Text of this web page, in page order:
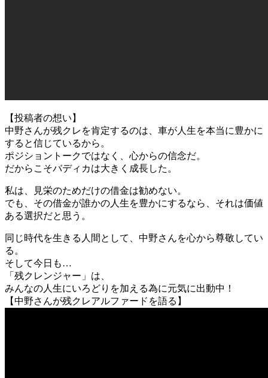
【投稿者の想い】
中野さんが残クレを肯定するのは、車が人生を本当に豊かに
すると信じているから。
ポジショントークではなく、心からの信念だ。
だからこそバディカは大きく成長した。
私は、見栄のためだけの借金は勧めない。
でも、その借金が誰かの人生を豊かにするなら、それは価値
ある選択だと思う。
同じ時代を生きる人間として、中野さんを心から尊敬してい
る。
そして今日も…
「残クレンジャー」は、
みんなの人生にいろどりを加える為に元気に出動中！
【中野さんが残クレアルファードを語る】